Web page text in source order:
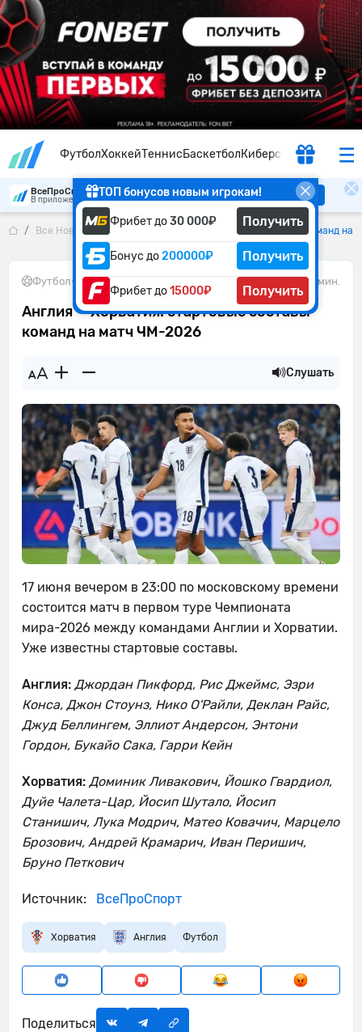
ФутболХоккейТеннисБаскетболКиберспорт
ТОП бонусов новым игрокам!
Фрибет до30 000₽ Получить
Бонус до200000₽ Получить
Фрибет до15000₽ Получить
ВсеПроСпорт
В приложении удобнее Скачать
Все Новости Англия — Хорватия: стартовые составы команд на
Футбол• 17.06.2026 2 мин.
Англия — Хорватия: стартовые составы
команд на матч ЧМ-2026
Слушать
17 июня вечером в 23:00 по московскому времени
состоится матч в первом туре Чемпионата
мира-2026 между командами Англии и Хорватии.
Уже известны стартовые составы.
Англия: Джордан Пикфорд, Рис Джеймс, Эзри
Конса, Джон Стоунз, Нико О'Райли, Деклан Райс,
Джуд Беллингем, Эллиот Андерсон, Энтони
Гордон, Букайо Сака, Гарри Кейн
Хорватия: Доминик Ливакович, Йошко Гвардиол,
Дуйе Чалета-Цар, Йосип Шутало, Йосип
Станишич, Лука Модрич, Матео Ковачич, Марцело
Брозович, Андрей Крамарич, Иван Перишич,
Бруно Петкович
Источник: ВсеПроСпорт
Хорватия Англия Футбол
Поделиться